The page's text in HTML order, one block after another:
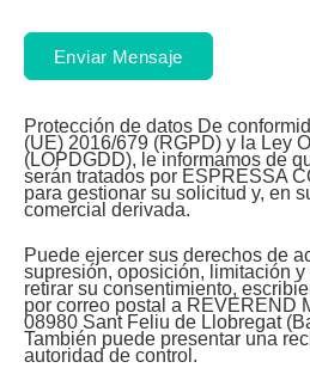
Enviar Mensaje
Protección de datos De
(UE) 2016/679 (RGPD) y la Ley
(LOPDGDD), le informamos de
serán tratados por ESPRESSA
para gestionar su solicitud y, en
comercial derivada.
Puede ejercer sus derechos de
supresión, oposición, limitación
retirar su consentimiento,
por correo postal a REVEREND
08980 Sant Feliu de Llobregat
También puede presentar una
autoridad de control.